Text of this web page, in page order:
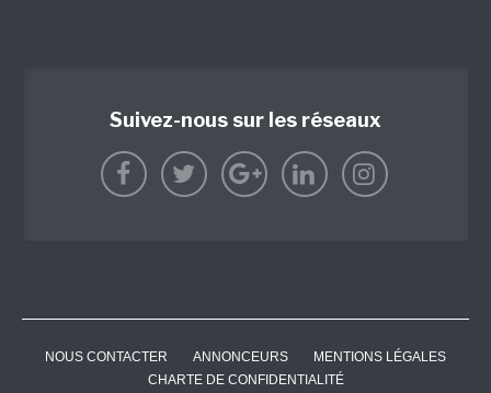
Suivez-nous sur les réseaux
NOUS CONTACTER ANNONCEURS
MENTIONS LÉGALES
CHARTE DE CONFIDENTIALITÉ